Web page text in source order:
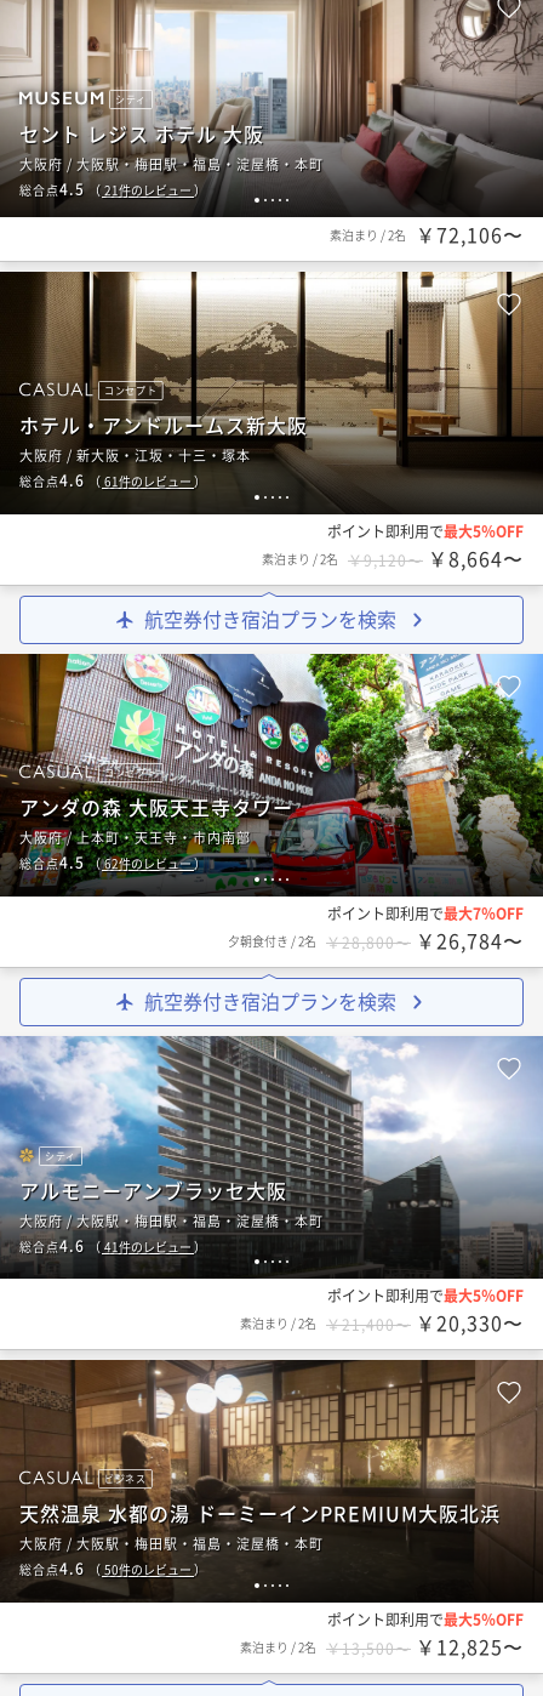
1 2 3 4 5
シティ
セント レジス ホテル 大阪
大阪府 / 大阪駅・梅田駅・福島・淀屋橋・本町
総合点4.5（ 21件のレビュー）
素泊まり /2名 ￥72,106〜
1 2 3 4 5
コンセプト
ホテル・アンドルームス新大阪
大阪府 / 新大阪・江坂・十三・塚本
総合点4.6 （ 61件のレビュー ）
ポイント即利用で最大5％OFF
素泊まり /2名 ￥9,120〜 ￥8,664〜
航空券付き宿泊プランを検索
12345
コンセプト
アンダの森 大阪天王寺タワー
大阪府 / 上本町・天王寺・市内南部
総合点4.5（62件のレビュー）
ポイント即利用で最大7％OFF
夕朝食付き /2名 ￥28,800〜 ￥26,784〜
航空券付き宿泊プランを検索
1234 5
シティ
アルモニーアンブラッセ大阪
大阪府 / 大阪駅・梅田駅・福島・淀屋橋・本町
総合点4.6 （ 41件のレビュー ）
ポイント即利用で最大5％OFF
素泊まり /2名 ￥21,400〜 ￥20,330〜
1 2 3 4 5
ビジネス
天然温泉 水都の湯 ドーミーインPREMIUM大阪北浜
大阪府 / 大阪駅・梅田駅・福島・淀屋橋・本町
総合点4.6 （ 50件のレビュー）
ポイント即利用で最大5％OFF
素泊まり /2名 ￥13,500〜 ￥12,825〜